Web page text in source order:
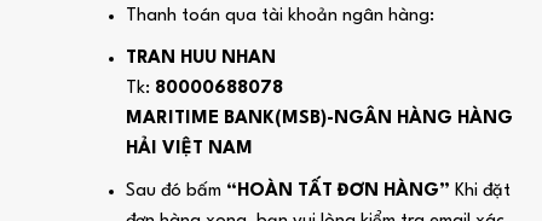
Thanh toán qua tài khoản ngân hàng:
TRAN HUU NHAN
Tk: 80000688078
MARITIME BANK(MSB)-NGÂN HÀNG HÀNG
HẢI VIỆT NAM
Sau đó bấm “HOÀN TẤT ĐƠN HÀNG” Khi đặt